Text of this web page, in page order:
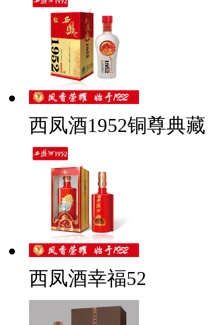
西凤酒1952铜尊典藏
西凤酒幸福52